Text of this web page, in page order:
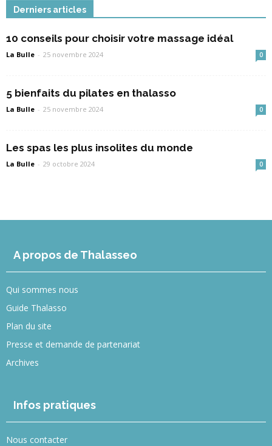
Derniers articles
10 conseils pour choisir votre massage idéal
La Bulle - 25 novembre 2024 0
5 bienfaits du pilates en thalasso
La Bulle - 25 novembre 2024 0
Les spas les plus insolites du monde
La Bulle - 29 octobre 2024 0
A propos de Thalasseo
Qui sommes nous
Guide Thalasso
Plan du site
Presse et demande de partenariat
Archives
Infos pratiques
Nous contacter